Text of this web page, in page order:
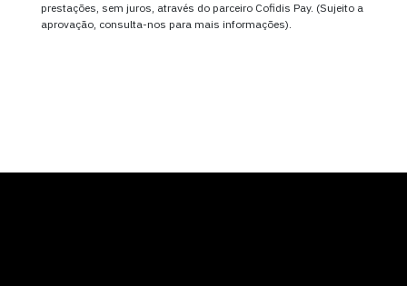
prestações, sem juros, através do parceiro Cofidis Pay. (Sujeito a
aprovação, consulta-nos para mais informações).